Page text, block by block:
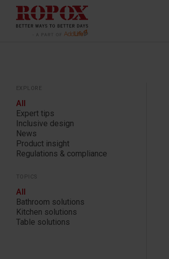
Explore
Expert tips
Inclusive design
News
Product insight
Regulations & compliance
All
Topics
Bathroom solutions
Kitchen solutions
Table solutions
All